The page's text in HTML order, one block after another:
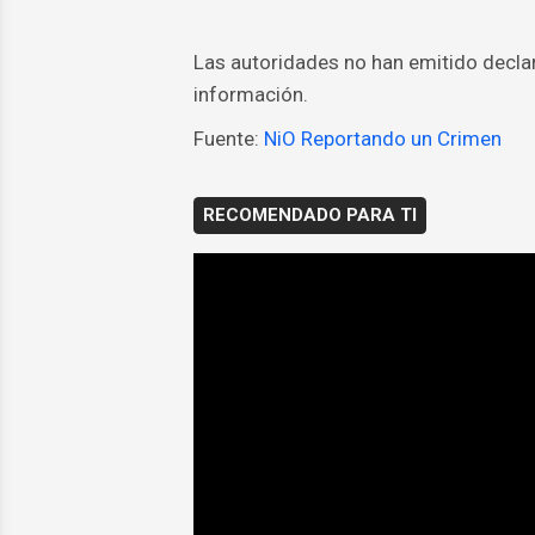
Las autoridades no han emitido
información.
Fuente: NiO Reportando un Crimen
RECOMENDADO PARA TI